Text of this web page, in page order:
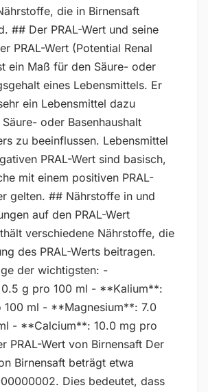
die in Birnensaft
## Der PRAL-Wert und seine
PRAL-Wert (Potential Renal
ein Maß für den Säure- oder
eines Lebensmittels. Er
ein Lebensmittel dazu
oder Basenhaushalt
zu beeinflussen. Lebensmittel
PRAL-Wert sind basisch,
mit einem positiven PRAL-
gelten. ## Nährstoffe in und
auf den PRAL-Wert
verschiedene Nährstoffe, die
des PRAL-Werts beitragen.
der wichtigsten: -
g pro 100 ml - **Kalium**:
100 ml - **Magnesium**: 7.0
- **Calcium**: 10.0 mg pro
PRAL-Wert von Birnensaft Der
Birnensaft beträgt etwa
Dies bedeutet, dass